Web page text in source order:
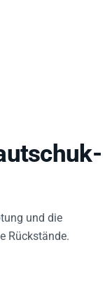
und die
Rückstände.